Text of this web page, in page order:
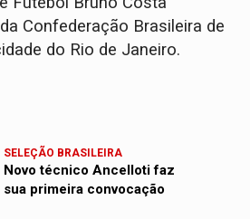
Confederação Brasileira de
do Rio de Janeiro.
SELEÇÃO BRASILEIRA
Novo técnico Ancelloti faz
sua primeira convocação